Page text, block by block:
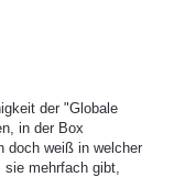
der "Globale
in der Box
doch weiß in welcher
mehrfach gibt,